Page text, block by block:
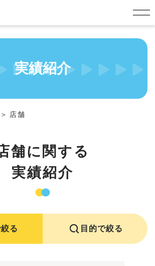
実績紹介
店舗
舗に関する
実績紹介
る 目的で絞る